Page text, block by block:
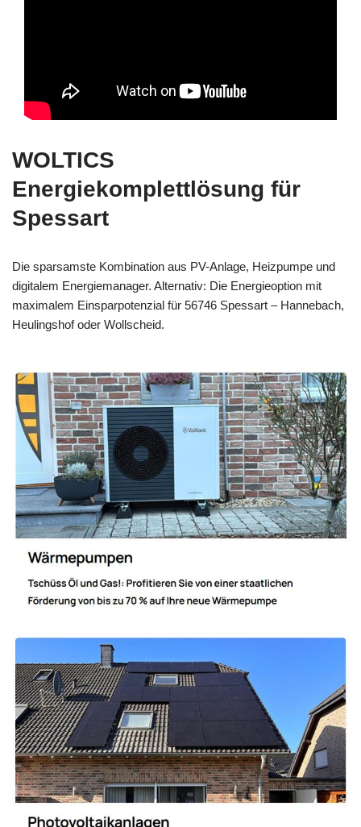
WOLTICS
Energiekomplettlösung für
Spessart
Die sparsamste Kombination aus PV-Anlage, Heizpumpe und
digitalem Energiemanager. Alternativ: Die Energieoption mit
maximalem Einsparpotenzial für 56746 Spessart – Hannebach,
Heulingshof oder Wollscheid.